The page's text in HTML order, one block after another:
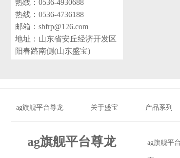
热线：0536-4930688
热线：0536-4736188
邮箱： sbfrp@126.com
地址：山东省安丘经济开发区
阳春路南侧(山东盛宝)
ag旗舰平台尊龙 关于盛宝 产品系列
ag旗舰平台尊龙 ag旗舰平